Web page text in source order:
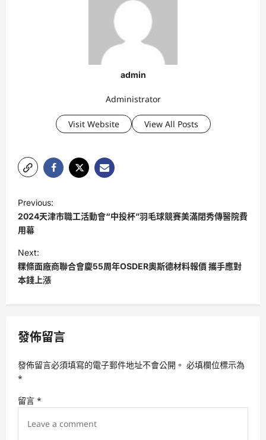
admin
Administrator
Visit Website View All Posts
o
s
t
n
a
v
g
a
t
i
Previous:
2024天津市職工活動會“中投杯”羽毛球競賽美滿閉秀傳醫院費
用幕
Next:
粿條面廠商聯合會慶55周年OSDER奧斯德材料報價 攜手應對
本錢上漲
發佈留言
發佈留言必須填寫的電子郵件地址不會公開。 必填欄位標示為
*
留言 *